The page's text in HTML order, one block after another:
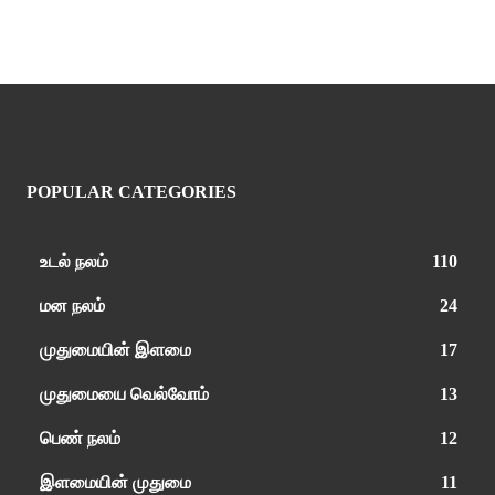
POPULAR CATEGORIES
உடல் நலம் 110
மன நலம் 24
முதுமையின் இளமை 17
முதுமையை வெல்வோம் 13
பெண் நலம் 12
இளமையின் முதுமை 11